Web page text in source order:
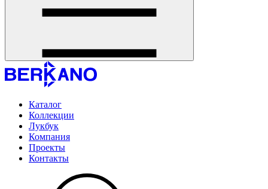
Каталог
Коллекции
Лукбук
Компания
Проекты
Контакты